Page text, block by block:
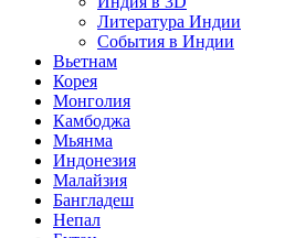
Литература Индии
События в Индии
Вьетнам
Корея
Монголия
Камбоджа
Мьянма
Индонезия
Малайзия
Бангладеш
Непал